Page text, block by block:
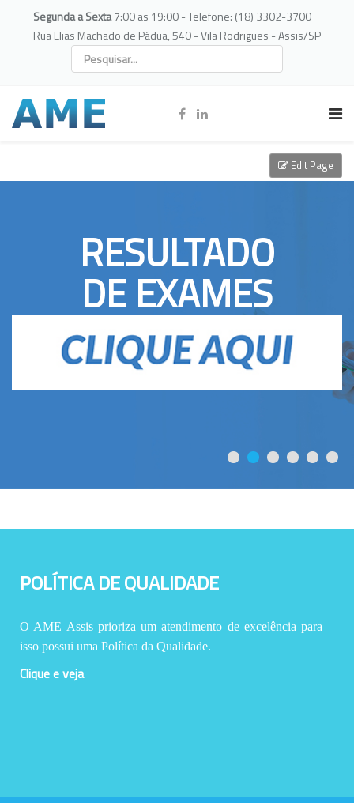
Segunda a Sexta7:00 as 19:00 - Telefone: (18) 3302-3700
Rua Elias Machado de Pádua, 540 - Vila Rodrigues - Assis/SP
RESULTADO
DE EXAMES
POLÍTICA DE QUALIDADE
O AME Assis prioriza um atendimento de excelência para
isso possui uma Política da Qualidade.
Clique e veja
Edit Page